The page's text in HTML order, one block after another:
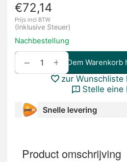
€72,14
Prijs incl BTW
(Inklusive Steuer)
Nachbestellung
+
− Dem Warenkorb
zur Wunschliste
Stelle eine
Snelle levering
Product omschrijving